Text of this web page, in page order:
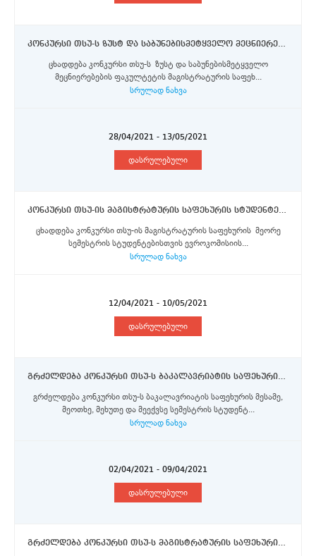
კონკურსი თსუ-ს ზუსტ და საბუნებისმეტყველო მეცნიერებების ფაკულტეტის მაგისტრატურის საფეხურის სტუდენტებისთვის ევროკომისიის მიერ დაფინანსებული სტიპენდიების მოსაპოვებლად პარიზ-საკლის უნივერსიტეტში
ცხადდება კონკურსი თსუ-ს ზუსტ და საბუნებისმეტყველო
მეცნიერებების ფაკულტეტის მაგისტრატურის საფეხ...
სრულად ნახვა
28/04/2021 - 13/05/2021
დასრულებული
კონკურსი თსუ-ის მაგისტრატურის საფეხურის სტუდენტებისთვის ლუმიერის უნივერსიტეტ ლიონ 2 - ში ევროკომისიის მიერ დაფინანსებული ერაზმუს+ პროგრამის სტიპენდიების მოსაპოვებლად
ცხადდება კონკურსი თსუ-ის მაგისტრატურის საფეხურის მეორე
სემესტრის სტუდენტებისთვის ევროკომისიის...
სრულად ნახვა
12/04/2021 - 10/05/2021
დასრულებული
გრძელდება კონკურსი თსუ-ს ბაკალავრიატის საფეხურის სტუდენტებისთვის ევროკომისიის მიერ დაფინანსებული ერაზმუს+ პროგრამის სტიპენდიების მოსაპოვებლად
გრძელდება კონკურსი თსუ-ს ბაკალავრიატის საფეხურის მესამე,
მეოთხე, მეხუთე და მეექვსე სემესტრის სტუდენტ...
სრულად ნახვა
02/04/2021 - 09/04/2021
დასრულებული
გრძელდება კონკურსი თსუ-ს მაგისტრატურის საფეხურის სტუდენტებისთვის ევროკომისიის მიერ დაფინანსებული ერაზმუს+ პროგრამის სტიპენდიების მოსაპოვებლად